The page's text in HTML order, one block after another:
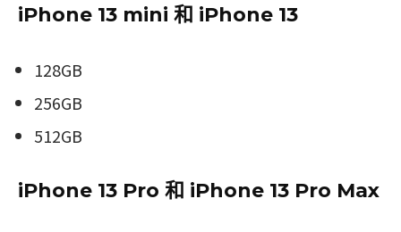
iPhone 13 mini 和 iPhone 13
128GB
256GB
512GB
iPhone 13 Pro 和 iPhone 13 Pro Max